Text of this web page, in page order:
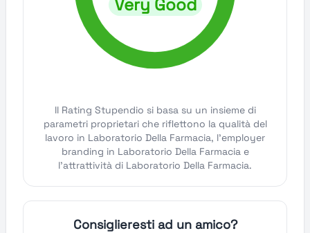
Very Good
Il Rating Stupendio si basa su un insieme di
parametri proprietari che riflettono la qualità del
lavoro in Laboratorio Della Farmacia, l'employer
branding in Laboratorio Della Farmacia e
l'attrattività di Laboratorio Della Farmacia.
Consiglieresti ad un amico?